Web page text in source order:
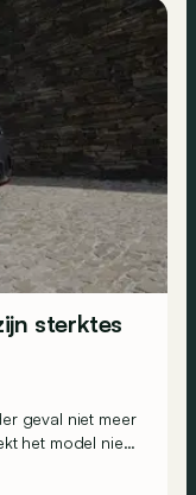
sterktes
geval niet meer
het model niet